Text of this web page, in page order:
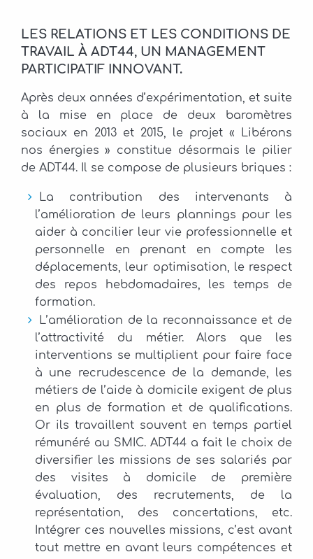
LES RELATIONS ET LES CONDITIONS DE
TRAVAIL À ADT44, UN MANAGEMENT
PARTICIPATIF INNOVANT.
Après deux années d’expérimentation, et suite
à la mise en place de deux baromètres
sociaux en 2013 et 2015, le projet « Libérons
nos énergies » constitue désormais le pilier
de ADT44. Il se compose de plusieurs briques :
La contribution des intervenants à
l’amélioration de leurs plannings pour les
aider à concilier leur vie professionnelle et
personnelle en prenant en compte les
déplacements, leur optimisation, le respect
des repos hebdomadaires, les temps de
formation.
L’amélioration de la reconnaissance et de
l’attractivité du métier. Alors que les
interventions se multiplient pour faire face
à une recrudescence de la demande, les
métiers de l’aide à domicile exigent de plus
en plus de formation et de qualifications.
Or ils travaillent souvent en temps partiel
rémunéré au SMIC. ADT44 a fait le choix de
diversifier les missions de ses salariés par
des visites à domicile de première
évaluation, des recrutements, de la
représentation, des concertations, etc.
Intégrer ces nouvelles missions, c’est avant
tout mettre en avant leurs compétences et